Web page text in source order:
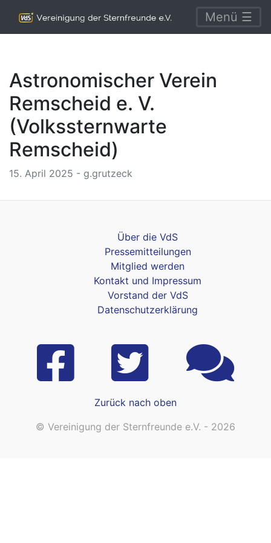
Menü ☰
Astronomischer Verein
Remscheid e. V.
(Volkssternwarte
Remscheid)
15. April 2025 - g.grutzeck
Über die VdS
Pressemitteilungen
Mitglied werden
Kontakt und Impressum
Vorstand der VdS
Datenschutzerklärung
Zurück nach oben
© Vereinigung der Sternfreunde e.V. - 2026